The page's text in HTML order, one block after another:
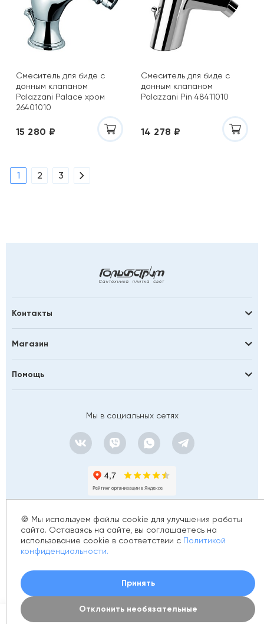
Смеситель для биде с
донным клапаном
Palazzani Palace хром
26401010
15 280 ₽
Смеситель для биде с
донным клапаном
Palazzani Pin 48411010
14 278 ₽
1 2 3
Контакты
Магазин
Помощь
Мы в социальных сетях
© 2012 - 2026 golfstim.ru
ОГРН 304370234902057
🍪 Мы используем файлы cookie для улучшения работы
сайта. Оставаясь на сайте, вы соглашаетесь на
использование cookie в соответствии с Политикой
конфиденциальности.
Принять
Отклонить необязательные